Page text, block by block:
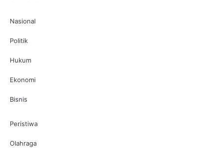
Nasional
Politik
Hukum
Ekonomi
Bisnis
Peristiwa
Olahraga